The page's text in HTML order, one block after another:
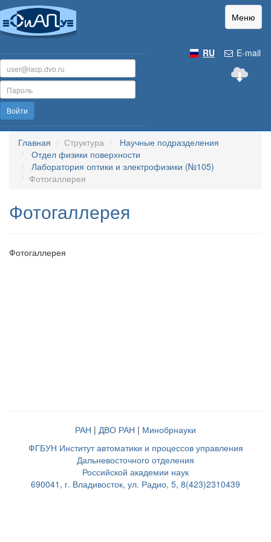
Меню
E-mail
RU
Войти
Главная Структура
Научные подразделения
Отдел физики поверхности
Лаборатория оптики и электрофизики (№105)
Фотогаллерея
Фотогаллерея
Фотогаллерея
РАН | ДВО РАН | Минобрнауки
ФГБУН Институт автоматики и процессов управления
Дальневосточного отделения
Российской академии наук
690041, г. Владивосток, ул. Радио, 5, 8(423)2310439